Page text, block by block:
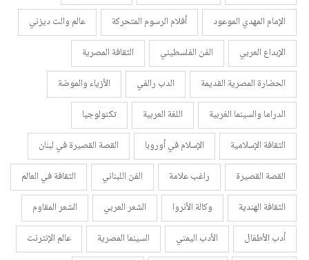
الإمام المهدي الموعود
أفلام الرسوم المتحركة
عالم والت ديزني
الإبداع العربي
الفن الفلسطيني
الثقافة المصرية
الحضارة المصرية القديمة
الدب رالفي
الأزياء والموضة
الدراما والسينما الغربية
اللغة العربية
تكنولوجيا
الثقافة الإسلامية
الإسلام في أوروبا
القصة القصيرة في لبنان
القصة القصيرة
راغب علامة الفن اللبناني
الثقافة في العالم
الثقافة الهندية
وكالة الأنروا الشعر العربي
الشعر المقاوم
أدب الأطفال
الأدب اليمني السينما المصرية
عالم الإنترنت